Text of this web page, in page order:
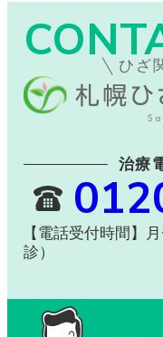
ひざ
治療
【電話受付時間】
診）